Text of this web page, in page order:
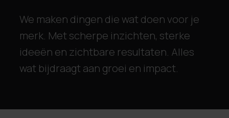
We maken dingen die wat doen voor je
merk. Met scherpe inzichten, sterke
ideeën en zichtbare resultaten. Alles
wat bijdraagt aan groei en impact.